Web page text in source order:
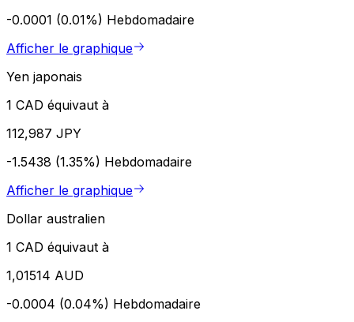
-0.0001 (0.01%) Hebdomadaire
Afficher le graphique
Yen japonais
1 CAD équivaut à
112,987 JPY
-1.5438 (1.35%) Hebdomadaire
Afficher le graphique
Dollar australien
1 CAD équivaut à
1,01514 AUD
-0.0004 (0.04%) Hebdomadaire